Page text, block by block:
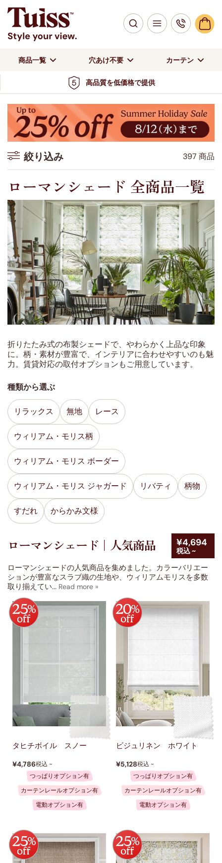
商品一覧 穴あけ不要 カーテン
高品質を低価格で提供
絞り込み 397 商品
絞り込み
色
ホワイト (39)
ベージュ・ナチュラル (110)
ブラウン (31)
グレー・シルバー (56)
ブルー (77)
レッド (12)
ブラック (9)
グリーン (54)
ピンク
イエロー・ゴールド
オレンジ (8)
ミディアムウッドブラインド
ダーク ウッドブラインド
並べ替え
デザイン
機能
特長・パフォーマンス
素材
ブランド
ローマンシェード 全商品一覧
折りたたみ式の布製シェードで、やわらかく上品な印象
に。柄・素材が豊富で、インテリアに合わせやすいのも魅
力。賃貸対応の取付オプションもご用意しています。
種類から選ぶ
リラックス 無地 レース
ウィリアム・モリス柄
ウィリアム・モリス ボーダー
ウィリアム・モリス ジャガード リバティ 柄物
すだれ からかみ文様
ローマンシェード｜人気商品 ¥4,694
税込 ~
ローマンシェードの人気商品を集めました。カラーバリエー
ションが豊富なスラブ織の生地や、ウィリアムモリスを多数
取り揃えてい...
タヒチボイル スノー
¥4,786税込 ~
つっぱりオプション有
カーテンレールオプション有
電動オプション有
ビジュリネン ホワイト
¥5,128税込 ~
つっぱりオプション有
カーテンレールオプション有
電動オプション有